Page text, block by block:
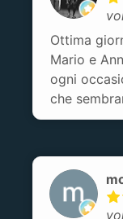
consigliare.
Ottima
Mario e
ogni
che
pranzo
gommoni,
dalla costa